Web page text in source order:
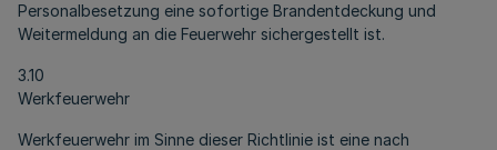
Personalbesetzung eine sofortige Brandentdeckung und
Weitermeldung an die Feuerwehr sichergestellt ist.
3.10
Werkfeuerwehr
Werkfeuerwehr im Sinne dieser Richtlinie ist eine nach